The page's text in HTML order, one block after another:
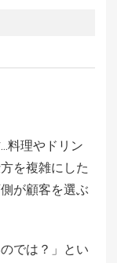
料理やドリン
を複雑にした
が顧客を選ぶ
では？」とい